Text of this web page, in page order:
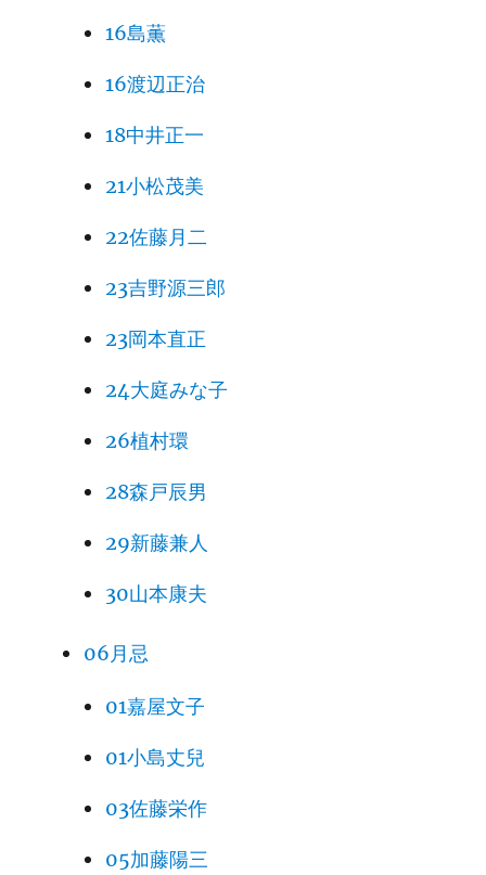
16島薫
16渡辺正治
18中井正一
21小松茂美
22佐藤月二
23吉野源三郎
23岡本直正
24大庭みな子
26植村環
28森戸辰男
29新藤兼人
30山本康夫
06月忌
01嘉屋文子
01小島丈兒
03佐藤栄作
05加藤陽三